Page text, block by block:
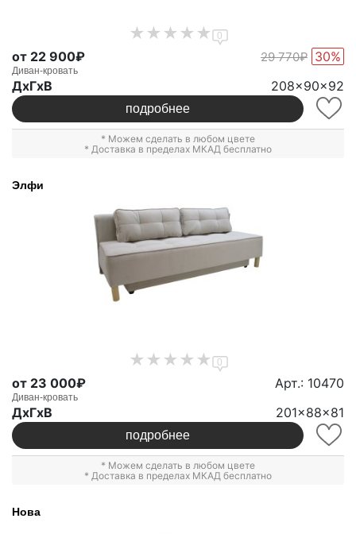
0
от 22 900₽ 29 770₽ 30%
Диван-кровать
ДxГxВ 208x90x92
подробнее
* Можем сделать в любом цвете
* Доставка в пределах МКАД бесплатно
Элфи
0
от 23 000₽ Арт.: 10470
Диван-кровать
ДxГxВ 201x88x81
подробнее
* Можем сделать в любом цвете
* Доставка в пределах МКАД бесплатно
Нова